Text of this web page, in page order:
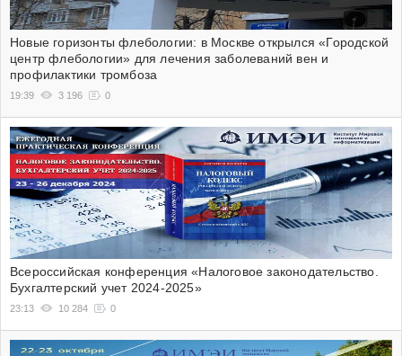
Новые горизонты флебологии: в Москве открылся «Городской
центр флебологии» для лечения заболеваний вен и
профилактики тромбоза
19:39 3 196 0
Всероссийская конференция «Налоговое законодательство.
Бухгалтерский учет 2024-2025»
23:13 10 284 0